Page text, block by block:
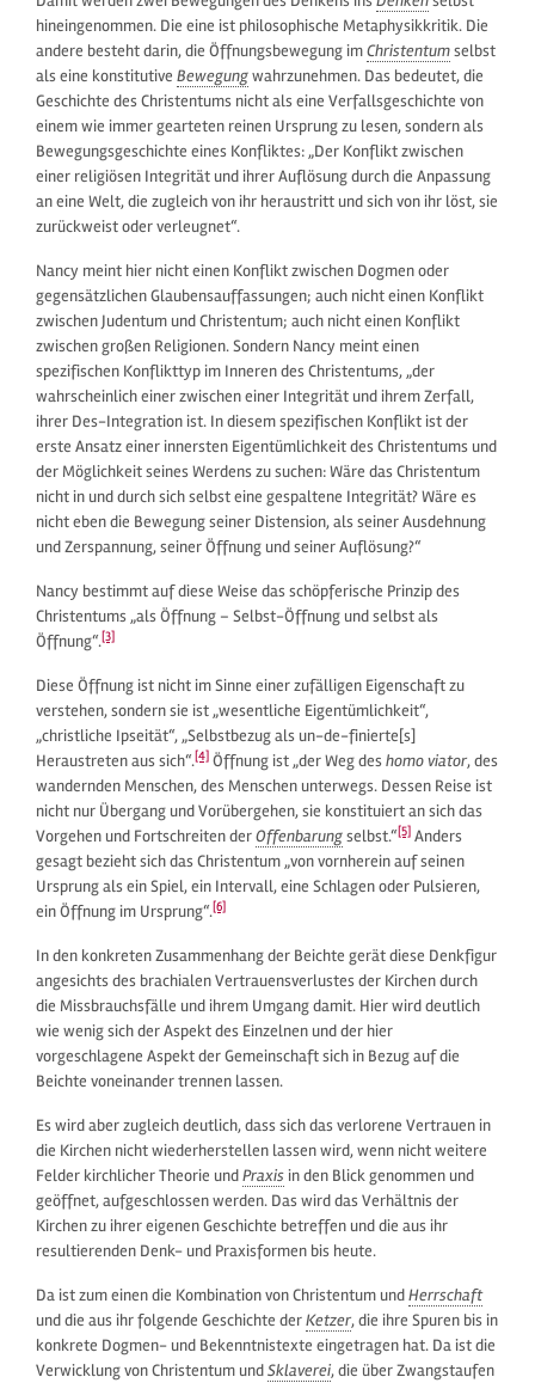
hineingenommen. Die eine ist philosophische Metaphysikkritik. Die
andere besteht darin, die Öffnungsbewegung imChristentumselbst
als eine konstitutive Bewegungwahrzunehmen. Das bedeutet, die
Geschichte des Christentums nicht als eine Verfallsgeschichte von
einem wie immer gearteten reinen Ursprung zu lesen, sondern als
Bewegungsgeschichte eines Konfliktes: „Der Konflikt zwischen
einer religiösen Integrität und ihrer Auflösung durch die Anpassung
an eine Welt, die zugleich von ihr heraustritt und sich von ihr löst, sie
zurückweist oder verleugnet“.
Nancy meint hier nicht einen Konflikt zwischen Dogmen oder
gegensätzlichen Glaubensauffassungen; auch nicht einen Konflikt
zwischen Judentum und Christentum; auch nicht einen Konflikt
zwischen großen Religionen. Sondern Nancy meint einen
spezifischen Konflikttyp im Inneren des Christentums, „der
wahrscheinlich einer zwischen einer Integrität und ihrem Zerfall,
ihrer Des-Integration ist. In diesem spezifischen Konflikt ist der
erste Ansatz einer innersten Eigentümlichkeit des Christentums und
der Möglichkeit seines Werdens zu suchen: Wäre das Christentum
nicht in und durch sich selbst eine gespaltene Integrität? Wäre es
nicht eben die Bewegung seiner Distension, als seiner Ausdehnung
und Zerspannung, seiner Öffnung und seiner Auflösung?“
Nancy bestimmt auf diese Weise das schöpferische Prinzip des
Christentums „als Öffnung – Selbst-Öffnung und selbst als
Öffnung“.[3]
Diese Öffnung ist nicht im Sinne einer zufälligen Eigenschaft zu
verstehen, sondern sie ist „wesentliche Eigentümlichkeit“,
„christliche Ipseität“, „Selbstbezug als un-de-finierte[s]
Heraustreten aus sich“.[4] Öffnung ist „der Weg des homo viator, des
wandernden Menschen, des Menschen unterwegs. Dessen Reise ist
nicht nur Übergang und Vorübergehen, sie konstituiert an sich das
Vorgehen und Fortschreiten derOffenbarungselbst.“[5] Anders
gesagt bezieht sich das Christentum „von vornherein auf seinen
Ursprung als ein Spiel, ein Intervall, eine Schlagen oder Pulsieren,
ein Öffnung im Ursprung“.[6]
In den konkreten Zusammenhang der Beichte gerät diese Denkfigur
angesichts des brachialen Vertrauensverlustes der Kirchen durch
die Missbrauchsfälle und ihrem Umgang damit. Hier wird deutlich
wie wenig sich der Aspekt des Einzelnen und der hier
vorgeschlagene Aspekt der Gemeinschaft sich in Bezug auf die
Beichte voneinander trennen lassen.
Es wird aber zugleich deutlich, dass sich das verlorene Vertrauen in
die Kirchen nicht wiederherstellen lassen wird, wenn nicht weitere
Felder kirchlicher Theorie undPraxisin den Blick genommen und
geöffnet, aufgeschlossen werden. Das wird das Verhältnis der
Kirchen zu ihrer eigenen Geschichte betreffen und die aus ihr
resultierenden Denk- und Praxisformen bis heute.
Da ist zum einen die Kombination von Christentum undHerrschaft
und die aus ihr folgende Geschichte derKetzer, die ihre Spuren bis in
konkrete Dogmen- und Bekenntnistexte eingetragen hat. Da ist die
Verwicklung von Christentum undSklaverei, die über Zwangstaufen